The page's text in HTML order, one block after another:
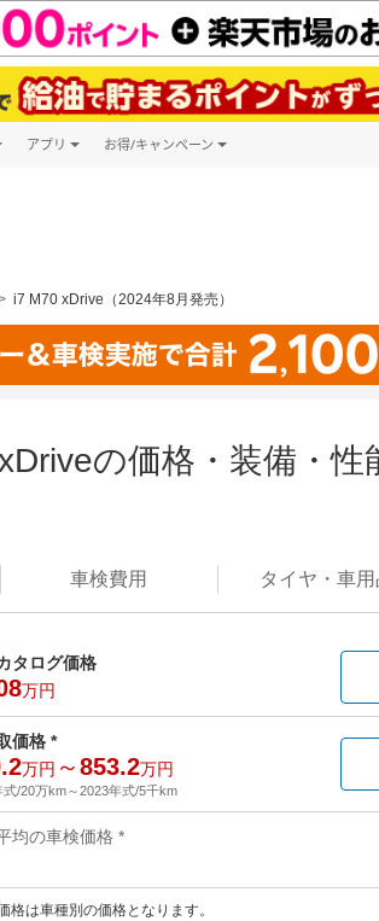
アプリ お得/キャンペーン
i7 M70 xDrive（2024年8月発売）
の価格・装備・
車検費用 タイヤ・ 車用
タログ価格
万円
価格 *
万円 ～853.2万円
式/20万km～2023年式/5千km
均の車検価格 *
格は車種別の価格となります。